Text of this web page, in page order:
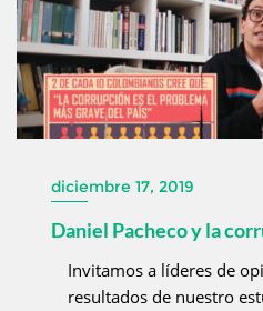
diciembre 17, 2019
Daniel Pacheco y la
Invitamos a líderes de
resultados de nuestro